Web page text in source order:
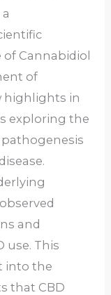
Cannabidiol
of
highlights in
exploring the
and
use. This
into the
that CBD